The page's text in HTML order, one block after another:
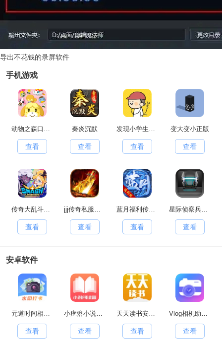
导出不花钱的录屏软件
手机游戏
动物之森口袋露营(PocketCamp)移动端安卓官方版
查看
秦炎沉默
查看
发现小学生常有的事游戏官方最新版
查看
变大变小正版
查看
传奇大乱斗原版
查看 查看
蓝月福利传奇红包版
查看
星际侦察兵K1手游直装版
查看
安卓软件
元道时间相机安卓直装版
查看
小疙瘩小说安卓官方版
查看
天天读书安卓官方版
查看
Vlog相机助手通用版
查看